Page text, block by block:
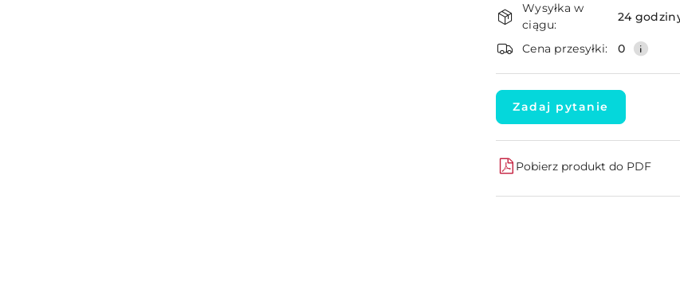
i
dostawa
Wysyłka w
ciągu:
24
Cena przesyłki: 0
Zadaj pytanie
Pobierz produkt do PDF